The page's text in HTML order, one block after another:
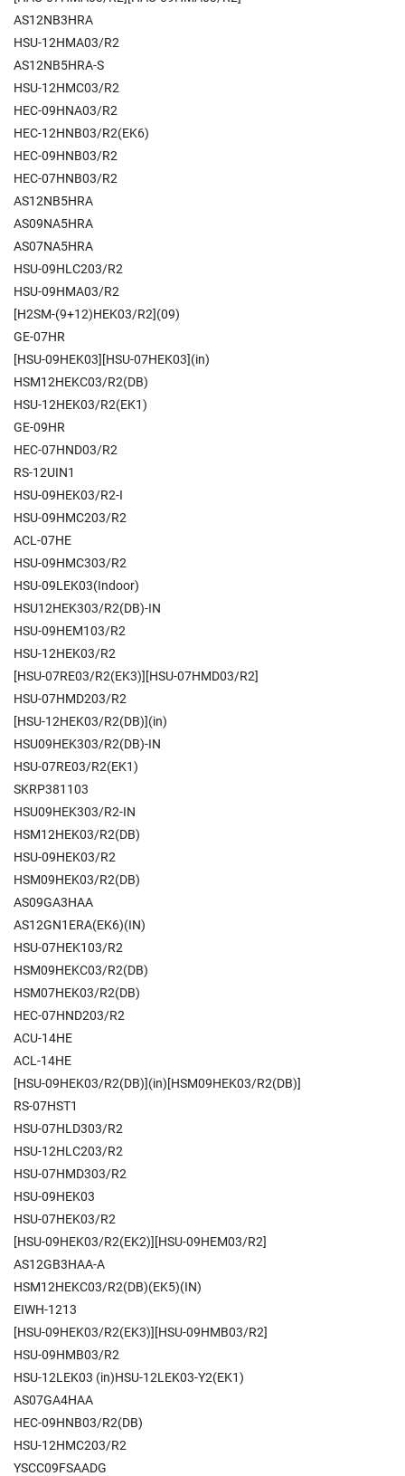
AS12NB3HRA
HSU-12HMA03/R2
AS12NB5HRA-S
HSU-12HMC03/R2
HEC-09HNA03/R2
HEC-12HNB03/R2(EK6)
HEC-09HNB03/R2
HEC-07HNB03/R2
AS12NB5HRA
AS09NA5HRA
AS07NA5HRA
HSU-09HLC203/R2
HSU-09HMA03/R2
[H2SM-(9+12)HEK03/R2](09)
GE-07HR
[HSU-09HEK03][HSU-07HEK03](in)
HSM12HEKC03/R2(DB)
HSU-12HEK03/R2(EK1)
GE-09HR
HEC-07HND03/R2
RS-12UIN1
HSU-09HEK03/R2-I
HSU-09HMC203/R2
ACL-07HE
HSU-09HMC303/R2
HSU-09LEK03(Indoor)
HSU12HEK303/R2(DB)-IN
HSU-09HEM103/R2
HSU-12HEK03/R2
[HSU-07RE03/R2(EK3)][HSU-07HMD03/R2]
HSU-07HMD203/R2
[HSU-12HEK03/R2(DB)](in)
HSU09HEK303/R2(DB)-IN
HSU-07RE03/R2(EK1)
SKRP381103
HSU09HEK303/R2-IN
HSM12HEK03/R2(DB)
HSU-09HEK03/R2
HSM09HEK03/R2(DB)
AS09GA3HAA
AS12GN1ERA(EK6)(IN)
HSU-07HEK103/R2
HSM09HEKC03/R2(DB)
HSM07HEK03/R2(DB)
HEC-07HND203/R2
ACU-14HE
ACL-14HE
[HSU-09HEK03/R2(DB)](in)[HSM09HEK03/R2(DB)]
RS-07HST1
HSU-07HLD303/R2
HSU-12HLC203/R2
HSU-07HMD303/R2
HSU-09HEK03
HSU-07HEK03/R2
[HSU-09HEK03/R2(EK2)][HSU-09HEM03/R2]
AS12GB3HAA-A
HSM12HEKC03/R2(DB)(EK5)(IN)
EIWH-1213
[HSU-09HEK03/R2(EK3)][HSU-09HMB03/R2]
HSU-09HMB03/R2
HSU-12LEK03 (in)HSU-12LEK03-Y2(EK1)
AS07GA4HAA
HEC-09HNB03/R2(DB)
HSU-12HMC203/R2
YSCC09FSAADG